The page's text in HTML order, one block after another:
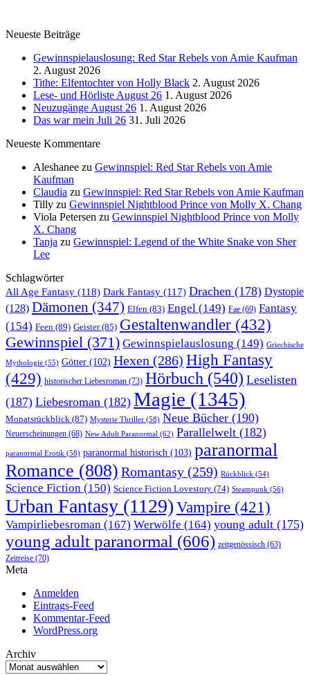
Neueste Beiträge
Gewinnspielauslosung: Red Star Rebels von Amie Kaufman
2. August 2026
Tithe: Elfentochter von Holly Black 2. August 2026
Lese- und Hörliste August 26 1. August 2026
Neuzugänge August 26 1. August 2026
Das war mein Juli 26 31. Juli 2026
Neueste Kommentare
Aleshanee zu Gewinnspiel: Red Star Rebels von Amie
Kaufman
Claudia zu Gewinnspiel: Red Star Rebels von Amie Kaufman
Tilly zu Gewinnspiel Nightblood Prince von Molly X. Chang
Viola Petersen zu Gewinnspiel Nightblood Prince von Molly
X. Chang
Tanja zu Gewinnspiel: Legend of the White Snake von Sher
Lee
Schlagwörter
All Age Fantasy (118) Dark Fantasy (117) Drachen (178) Dystopie
(128) Dämonen (347) Elfen (83) Engel (149) Fae (69) Fantasy
(154) Feen (89) Geister(85) Gestaltenwandler (432)
Gewinnspiel (371) Gewinnspielauslosung (149) Griechische
Mythologie (55) Götter (102) Hexen (286) High Fantasy
(429) historischer Liebesroman (73) Hörbuch (540) Leselisten
(187) Liebesroman (182) Magie (1345)
Monatsrückblick (87) Mysterie Thriller (58) Neue Bücher (190)
Neuerscheinungen (68) New Adult Paranormal (62) Parallelwelt (182)
paranormal Erotik (58) paranormal historisch (103) paranormal
Romance (808) Romantasy (259) Rückblick (54)
Science Fiction (150) Science Fiction Lovestory (74) Steampunk (56)
Urban Fantasy (1129) Vampire (421)
Vampirliebesroman (167) Werwölfe (164) young adult (175)
young adult paranormal (606) zeitgenössisch (63)
Zeitreise (70)
Meta
Anmelden
Eintrags-Feed
Kommentar-Feed
WordPress.org
Archiv
Archiv